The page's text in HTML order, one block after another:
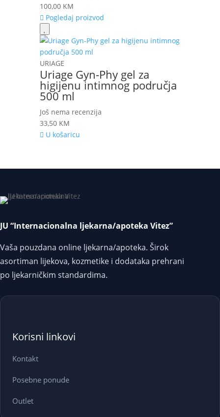
100,00 KM
Pogledaj proizvod
URIAGE
Uriage Gyn-Phy gel za
higijenu intimnog područja
500 ml
Još nema recenzija
33,50 KM
U košaricu
JU “Internacionalna ljekarna/apoteka Vitez”
Vaša pouzdana online ljekarna/apoteka. Širok
asortiman lijekova, kozmetike i dodataka prehrani
po ljekarničkim standardima.
Korisni linkovi
Kontakt
Posebne ponude
Outlet